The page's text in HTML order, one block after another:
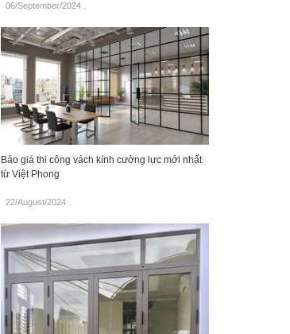
06/September/2024.
Báo giá thi công vách kính cưởng lực mới nhất
từ Việt Phong
22/August/2024.